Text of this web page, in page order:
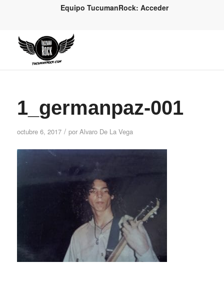
Equipo TucumanRock: Acceder
1_germanpaz-001
octubre 6, 2017 / por Alvaro De La Vega